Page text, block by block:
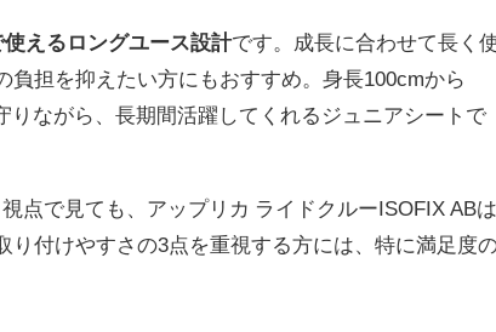
えるロングユース設計です。成長に合わせて長く
担を抑えたい方にもおすすめ。身長100cmから
ながら、長期間活躍してくれるジュニアシートで
視点で見ても、アップリカ ライドクルーISOFIX ABは
付けやすさの3点を重視する方には、特に満足度